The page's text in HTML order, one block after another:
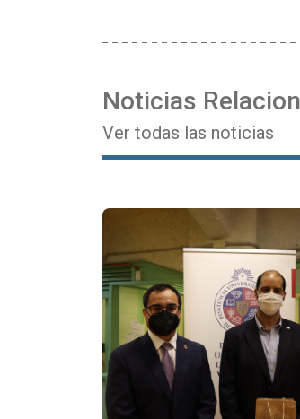
Noticias
Ver todas las noticias